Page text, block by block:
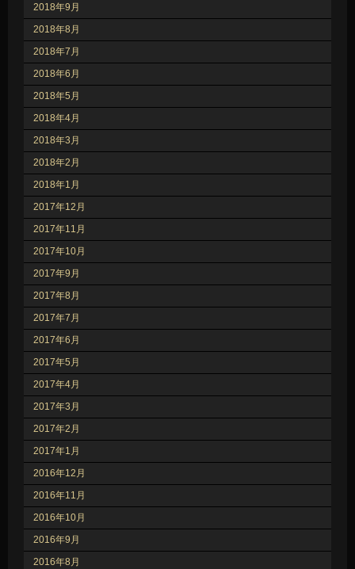
2018年9月
2018年8月
2018年7月
2018年6月
2018年5月
2018年4月
2018年3月
2018年2月
2018年1月
2017年12月
2017年11月
2017年10月
2017年9月
2017年8月
2017年7月
2017年6月
2017年5月
2017年4月
2017年3月
2017年2月
2017年1月
2016年12月
2016年11月
2016年10月
2016年9月
2016年8月